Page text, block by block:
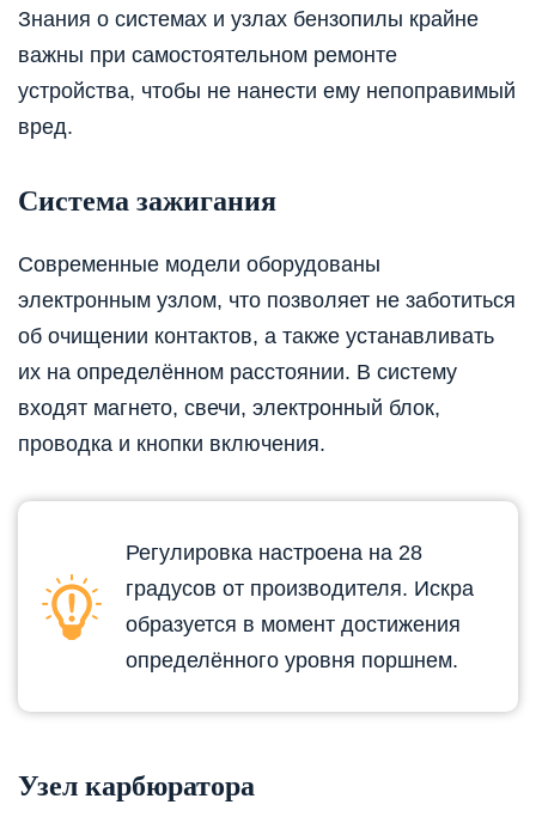
Знания о системах и узлах бензопилы крайне
важны при самостоятельном ремонте
устройства, чтобы не нанести ему непоправимый
вред.
Система зажигания
Современные модели оборудованы
электронным узлом, что позволяет не заботиться
об очищении контактов, а также устанавливать
их на определённом расстоянии. В систему
входят магнето, свечи, электронный блок,
проводка и кнопки включения.
Регулировка настроена на 28
градусов от производителя. Искра
образуется в момент достижения
определённого уровня поршнем.
Узел карбюратора